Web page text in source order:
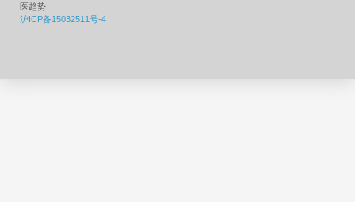
医趋势
沪ICP备15032511号-4